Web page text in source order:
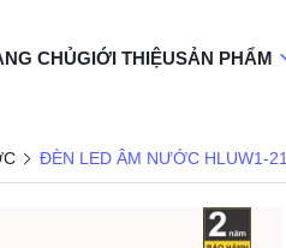
CHỦGIỚI THIỆUSẢN PHẨM
ĐÈN LED ÂM NƯỚC HLUW1-21